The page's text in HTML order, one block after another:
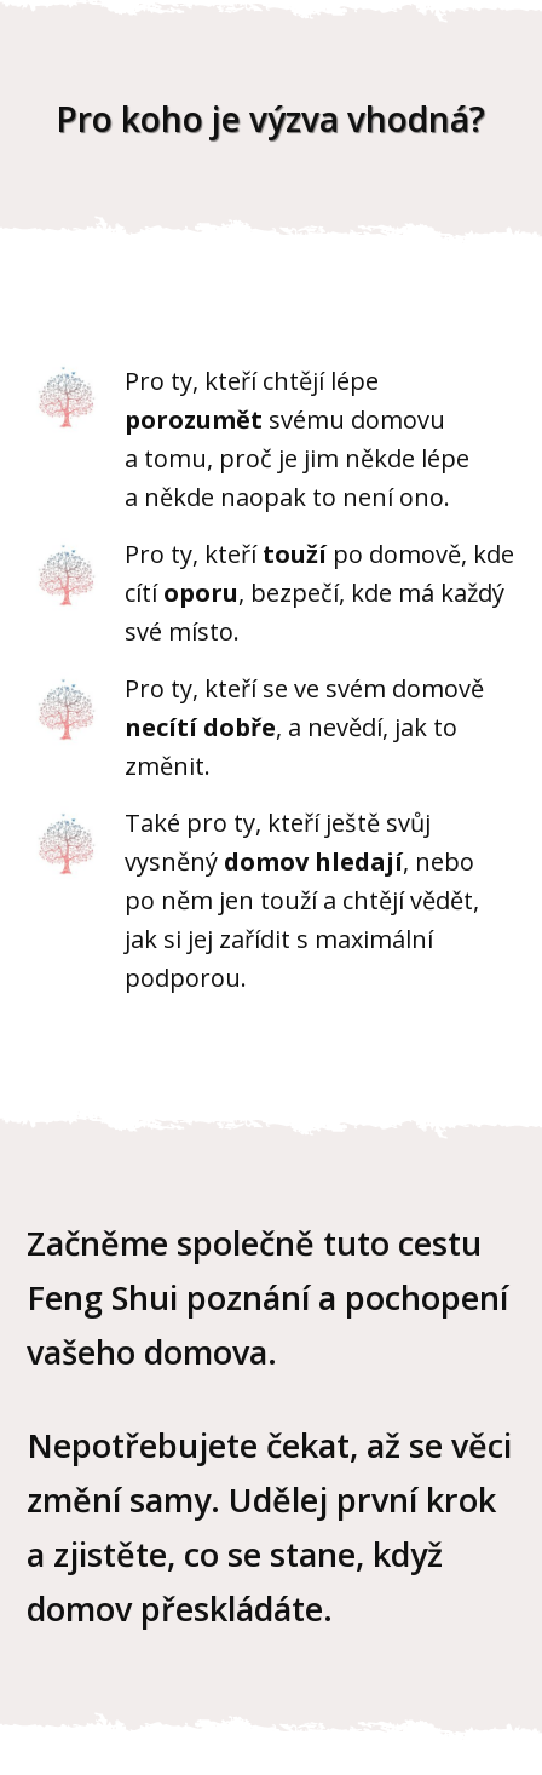
Pro koho je výzva vhodná?
Pro ty, kteří chtějí lépe
porozumět svému domovu
a tomu, proč je jim někde lépe
a někde naopak to není ono.
Pro ty, kteřítoužípo domově, kde
cítíoporu, bezpečí, kde má každý
své místo.
Pro ty, kteří se ve svém domově
necítí dobře, a nevědí, jak to
změnit.
Také pro ty, kteří ještě svůj
vysněný domov hledají, nebo
po něm jen touží a chtějí vědět,
jak si jej zařídit s maximální
podporou.
Začněme společně tuto cestu
Feng Shui poznání a pochopení
vašeho domova.
Nepotřebujete čekat, až se věci
změní samy. Udělej první krok
a zjistěte, co se stane, když
domov přeskládáte.